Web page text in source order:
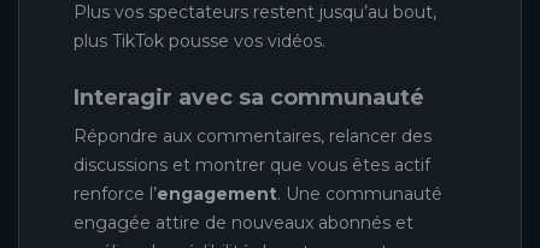
Plus vos spectateurs restent jusqu’au bout,
plus TikTok pousse vos vidéos.
Interagir avec sa communauté
Répondre aux commentaires, relancer des
discussions et montrer que vous êtes actif
renforce l’engagement. Une communauté
engagée attire de nouveaux abonnés et